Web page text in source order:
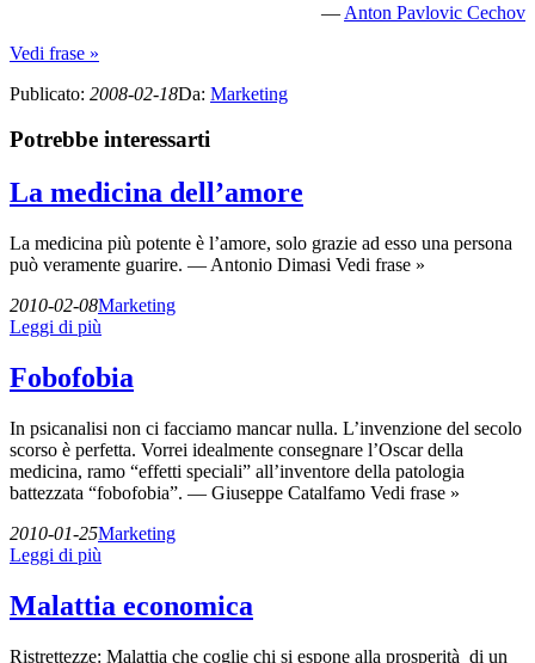
— Anton Pavlovic Cechov
Vedi frase »
Publicato: 2008-02-18Da: Marketing
Potrebbe interessarti
La medicina dell’amore
La medicina più potente è l’amore, solo grazie ad esso una persona
può veramente guarire. — Antonio Dimasi Vedi frase »
2010-02-08Marketing
Leggi di più
Fobofobia
In psicanalisi non ci facciamo mancar nulla. L’invenzione del secolo
scorso è perfetta. Vorrei idealmente consegnare l’Oscar della
medicina, ramo “effetti speciali” all’inventore della patologia
battezzata “fobofobia”. — Giuseppe Catalfamo Vedi frase »
2010-01-25Marketing
Leggi di più
Malattia economica
Ristrettezze: Malattia che coglie chi si espone alla prosperità di un